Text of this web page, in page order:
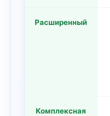
Расширенный
Комплексная